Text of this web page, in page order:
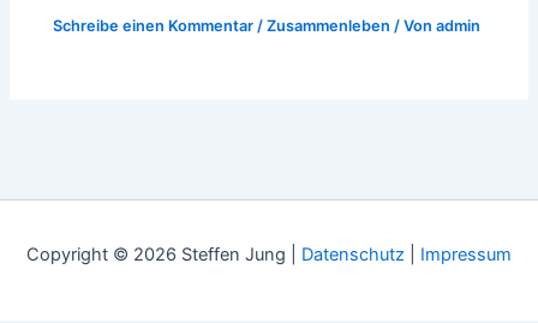
Schreibe einen Kommentar /Zusammenleben / Vonadmin
Copyright © 2026 Steffen Jung | Datenschutz Impressum